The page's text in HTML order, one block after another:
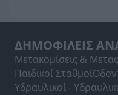
ΔΗΜΟΦΙΛΕΙΣ
Μετακομίσεις &
Παιδικοί Σταθμοί
Υδραυλικοί -